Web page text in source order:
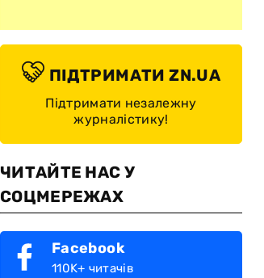
ПІДТРИМАТИ ZN.UA
Підтримати незалежну
журналістику!
ЧИТАЙТЕ НАС У
СОЦМЕРЕЖАХ
Facebook
110K+ читачів